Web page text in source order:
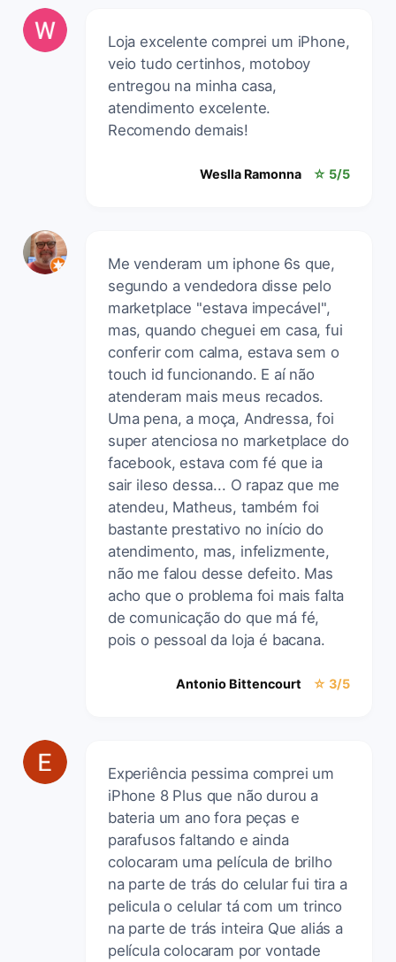
Loja excelente comprei um iPhone,
veio tudo certinhos, motoboy
entregou na minha casa,
atendimento excelente.
Recomendo demais!
Weslla Ramonna ☆ 5/5
Me venderam um iphone 6s que,
segundo a vendedora disse pelo
marketplace "estava impecável",
mas, quando cheguei em casa, fui
conferir com calma, estava sem o
touch id funcionando. E aí não
atenderam mais meus recados.
Uma pena, a moça, Andressa, foi
super atenciosa no marketplace do
facebook, estava com fé que ia
sair ileso dessa... O rapaz que me
atendeu, Matheus, também foi
bastante prestativo no início do
atendimento, mas, infelizmente,
não me falou desse defeito. Mas
acho que o problema foi mais falta
de comunicação do que má fé,
pois o pessoal da loja é bacana.
Antonio Bittencourt ☆ 3/5
Experiência pessima comprei um
iPhone 8 Plus que não durou a
bateria um ano fora peças e
parafusos faltando e ainda
colocaram uma película de brilho
na parte de trás do celular fui tira a
pelicula o celular tá com um trinco
na parte de trás inteira Que aliás a
película colocaram por vontade